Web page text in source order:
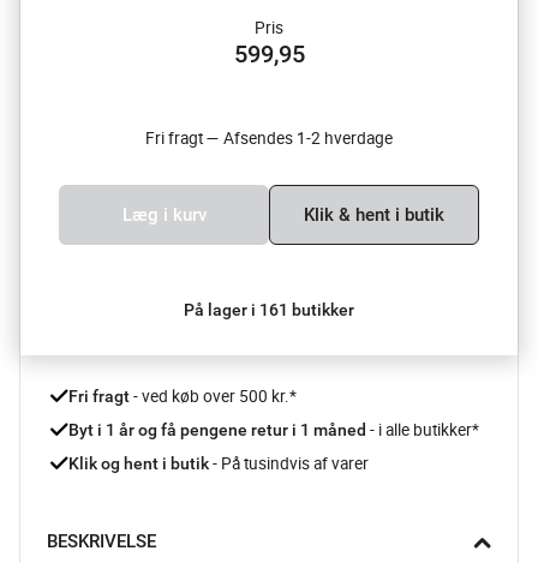
Pris
599,95
Fri fragt — Afsendes 1-2 hverdage
Læg i kurv Klik & hent i butik
På lager i 161 butikker
Fri fragt - ved køb over 500 kr.*
Byt i 1 år og få pengene retur i 1 måned - i alle butikker*
Klik og hent i butik - På tusindvis af varer
BESKRIVELSE